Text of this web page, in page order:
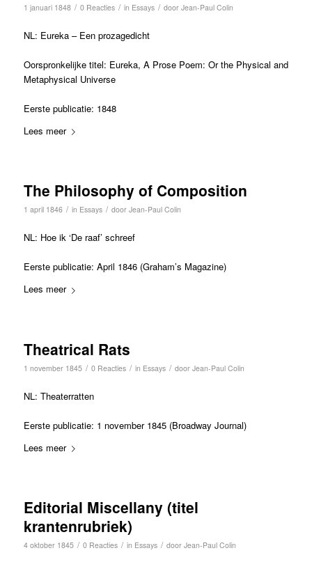
1 januari 1848 / 0 Reacties / in Essays / door Jean-Paul Colin
NL: Eureka – Een prozagedicht
Oorspronkelijke titel: Eureka, A Prose Poem: Or the Physical and
Metaphysical Universe
Eerste publicatie: 1848
Lees meer
The Philosophy of Composition
1 april 1846 / in Essays / door Jean-Paul Colin
NL: Hoe ik ‘De raaf’ schreef
Eerste publicatie: April 1846 (Graham’s Magazine)
Lees meer
Theatrical Rats
1 november 1845 / 0 Reacties / in Essays / door Jean-Paul Colin
NL: Theaterratten
Eerste publicatie: 1 november 1845 (Broadway Journal)
Lees meer
Editorial Miscellany (titel
krantenrubriek)
4 oktober 1845 / 0 Reacties / in Essays / door Jean-Paul Colin